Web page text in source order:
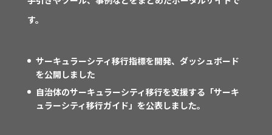
す。
サーキュラーシティ移行指標を開発、ダッシュボード
を公開しました
自治体のサーキュラーシティ移行を支援する「サーキ
ュラーシティ移行ガイド」を公表しました。